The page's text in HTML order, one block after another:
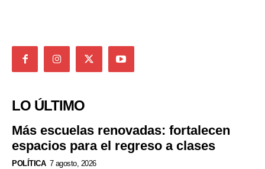
LO ÚLTIMO
Más escuelas renovadas: fortalecen
espacios para el regreso a clases
POLÍTICA 7 agosto, 2026